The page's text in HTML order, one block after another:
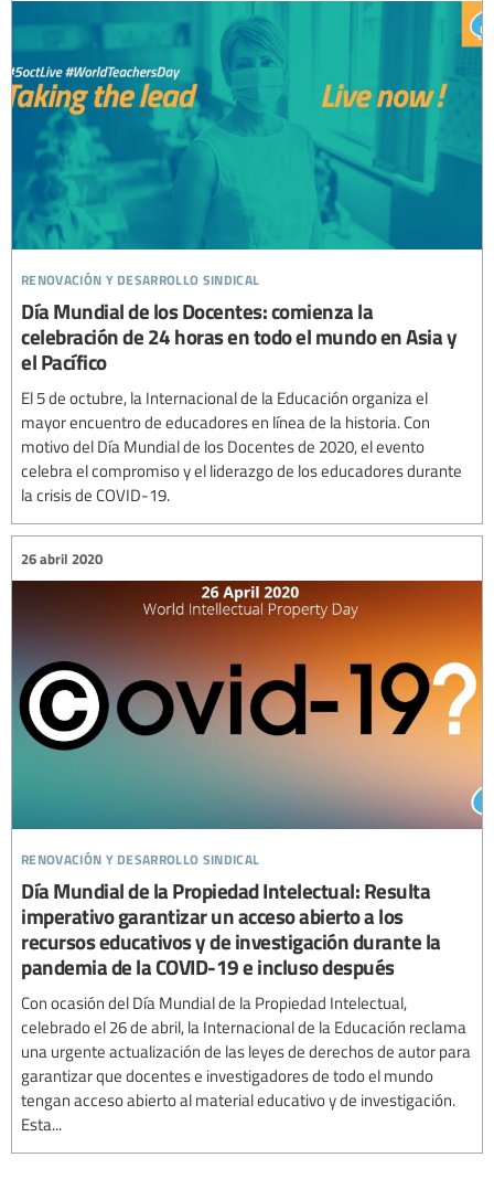
renovación y desarrollo sindical
Día Mundial de los Docentes: comienza la
celebración de 24 horas en todo el mundo en Asia y
el Pacífico
El 5 de octubre, la Internacional de la Educación organiza el
mayor encuentro de educadores en línea de la historia. Con
motivo del Día Mundial de los Docentes de 2020, el evento
celebra el compromiso y el liderazgo de los educadores durante
la crisis de COVID-19.
renovación y desarrollo sindical
26 abril 2020
Día Mundial de la Propiedad Intelectual: Resulta
imperativo garantizar un acceso abierto a los
recursos educativos y de investigación durante la
pandemia de la COVID-19 e incluso después
Con ocasión del Día Mundial de la Propiedad Intelectual,
celebrado el 26 de abril, la Internacional de la Educación reclama
una urgente actualización de las leyes de derechos de autor para
garantizar que docentes e investigadores de todo el mundo
tengan acceso abierto al material educativo y de investigación.
Esta...